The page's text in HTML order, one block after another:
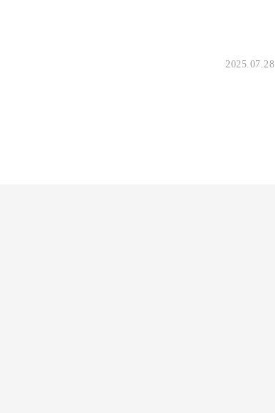
2025.07.28